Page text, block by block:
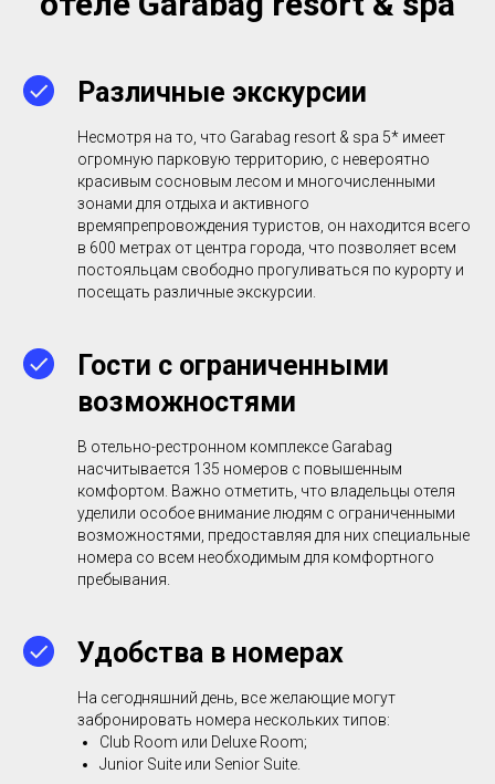
Различные экскурсии
Несмотря на то, что Garabag resort & spa 5* имеет
огромную парковую территорию, с невероятно
красивым сосновым лесом и многочисленными
зонами для отдыха и активного
времяпрепровождения туристов, он находится всего
в 600 метрах от центра города, что позволяет всем
постояльцам свободно прогуливаться по курорту и
посещать различные экскурсии.
Гости с ограниченными
возможностями
В отельно-рестронном комплексе Garabag
насчитывается 135 номеров с повышенным
комфортом. Важно отметить, что владельцы отеля
уделили особое внимание людям с ограниченными
возможностями, предоставляя для них специальные
номера со всем необходимым для комфортного
пребывания.
Удобства в номерах
На сегодняшний день, все желающие могут
забронировать номера нескольких типов:
Club Room или Deluxe Room;
Junior Suite или Senior Suite.